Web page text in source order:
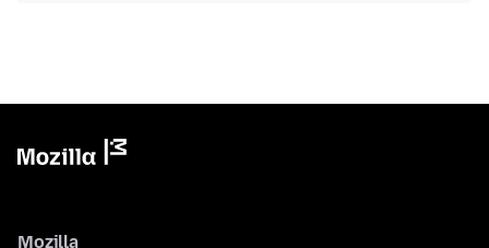
Mozilla